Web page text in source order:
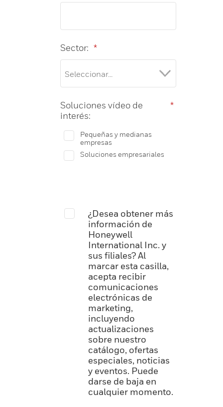
*
Sector:
*
Soluciones vídeo de
interés:
Pequeñas y medianas
empresas
Soluciones empresariales
¿Desea obtener más
información de
Honeywell
International Inc. y
sus filiales? Al
marcar esta casilla,
acepta recibir
comunicaciones
electrónicas de
marketing,
incluyendo
actualizaciones
sobre nuestro
catálogo, ofertas
especiales, noticias
y eventos. Puede
darse de baja en
cualquier momento.